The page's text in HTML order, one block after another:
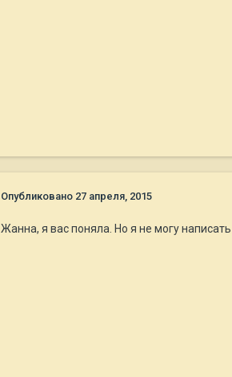
Опубликовано 27 апреля, 2015
Жанна, я вас поняла. Но я не могу